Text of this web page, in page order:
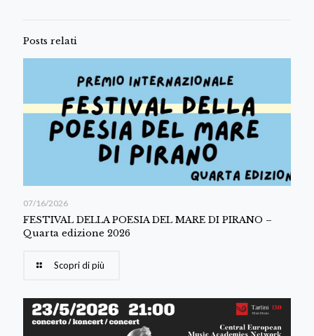
Posts relati
07/16/2026
FESTIVAL DELLA POESIA DEL MARE DI PIRANO –
Quarta edizione 2026
Scopri di più